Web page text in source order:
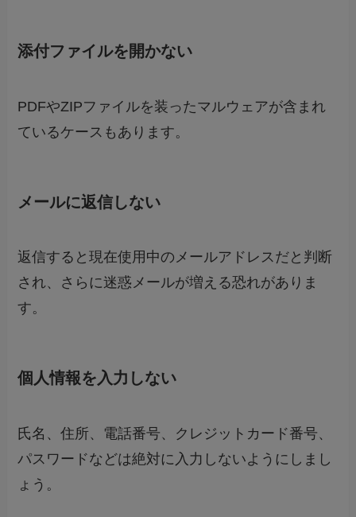
添付ファイルを開かない
PDFやZIPファイルを装ったマルウェアが含まれ
ているケースもあります。
メールに返信しない
返信すると現在使用中のメールアドレスだと判断
され、さらに迷惑メールが増える恐れがありま
す。
個人情報を入力しない
氏名、住所、電話番号、クレジットカード番号、
パスワードなどは絶対に入力しないようにしまし
ょう。